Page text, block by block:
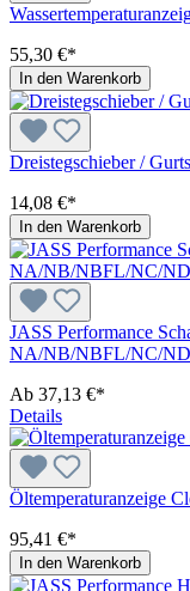
55,30 €*
In den Warenkorb
Dreistegschieber /
14,08 €*
In den Warenkorb
JASS Performance
NA/NB/NBFL/NC/ND
Ab 37,13 €*
Details
Öltemperaturanzeige
95,41 €*
In den Warenkorb